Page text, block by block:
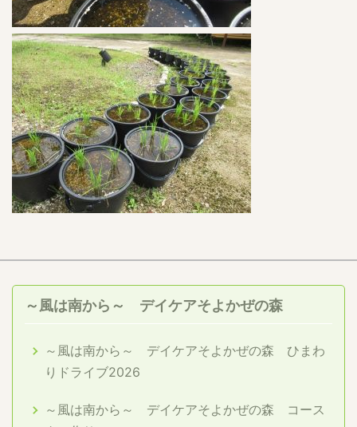
～風は南から～ デイケアそよかぜの森
～風は南から～ デイケアそよかぜの森 ひまわ
りドライブ2026
～風は南から～ デイケアそよかぜの森 コース